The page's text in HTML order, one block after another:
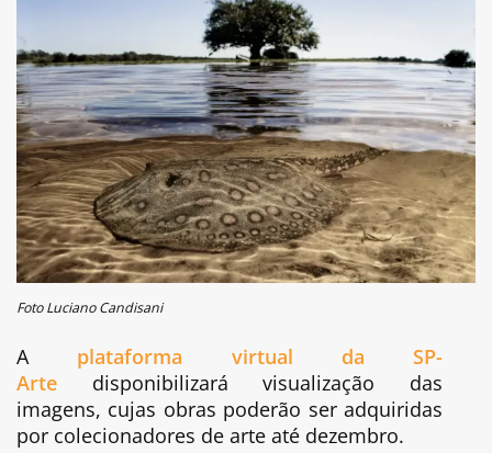
Foto Luciano Candisani
A plataforma virtual da SP-
Arte disponibilizará visualização das
imagens, cujas obras poderão ser adquiridas
por colecionadores de arte até dezembro.